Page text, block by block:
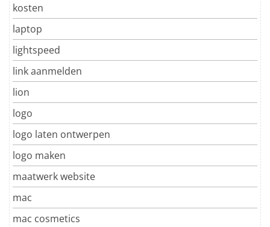
kosten
laptop
lightspeed
link aanmelden
lion
logo
logo laten ontwerpen
logo maken
maatwerk website
mac
mac cosmetics